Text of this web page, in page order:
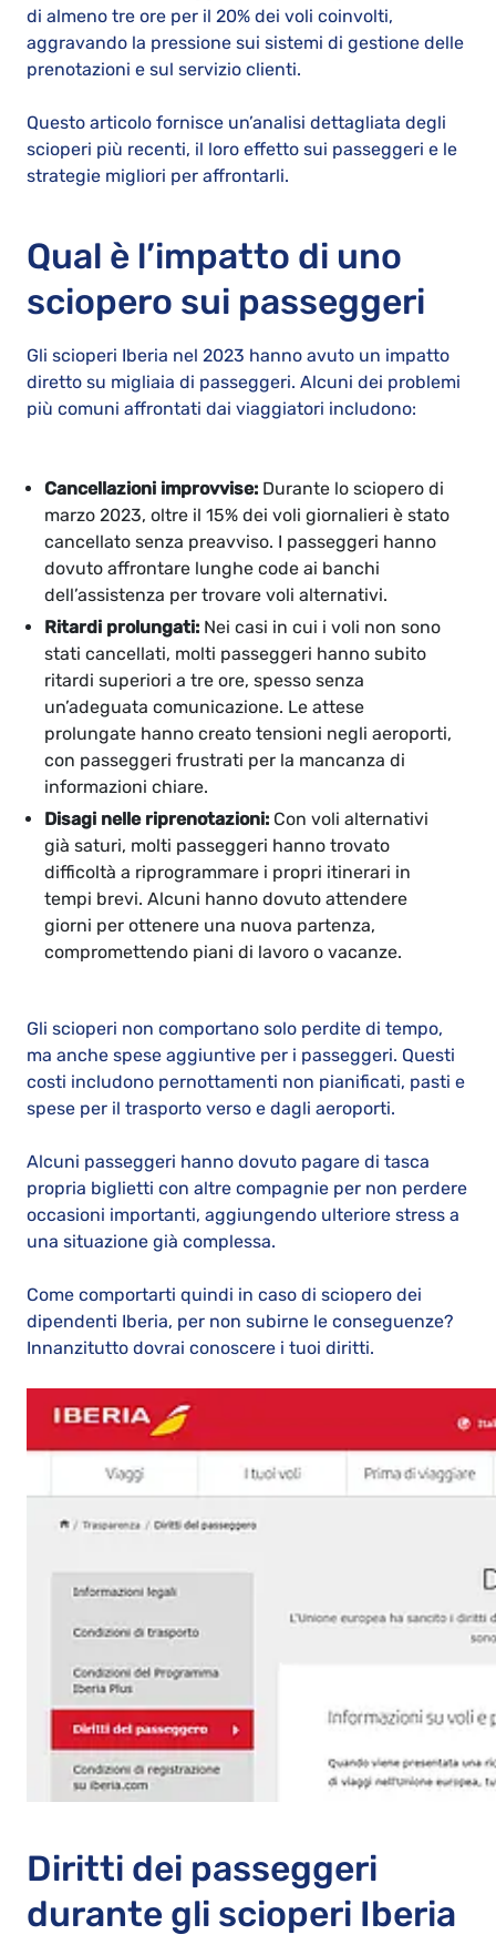
di almeno tre ore per il 20% dei voli coinvolti,
aggravando la pressione sui sistemi di gestione delle
prenotazioni e sul servizio clienti.
Questo articolo fornisce un’analisi dettagliata degli
scioperi più recenti, il loro effetto sui passeggeri e le
strategie migliori per affrontarli.
Qual è l’impatto di uno
sciopero sui passeggeri
Gli scioperi Iberia nel 2023 hanno avuto un impatto
diretto su migliaia di passeggeri. Alcuni dei problemi
più comuni affrontati dai viaggiatori includono:
Cancellazioni improvvise: Durante lo sciopero di
marzo 2023, oltre il 15% dei voli giornalieri è stato
cancellato senza preavviso. I passeggeri hanno
dovuto affrontare lunghe code ai banchi
dell’assistenza per trovare voli alternativi.
Ritardi prolungati: Nei casi in cui i voli non sono
stati cancellati, molti passeggeri hanno subito
ritardi superiori a tre ore, spesso senza
un’adeguata comunicazione. Le attese
prolungate hanno creato tensioni negli aeroporti,
con passeggeri frustrati per la mancanza di
informazioni chiare.
Disagi nelle riprenotazioni: Con voli alternativi
già saturi, molti passeggeri hanno trovato
difficoltà a riprogrammare i propri itinerari in
tempi brevi. Alcuni hanno dovuto attendere
giorni per ottenere una nuova partenza,
compromettendo piani di lavoro o vacanze.
Gli scioperi non comportano solo perdite di tempo,
ma anche spese aggiuntive per i passeggeri. Questi
costi includono pernottamenti non pianificati, pasti e
spese per il trasporto verso e dagli aeroporti.
Alcuni passeggeri hanno dovuto pagare di tasca
propria biglietti con altre compagnie per non perdere
occasioni importanti, aggiungendo ulteriore stress a
una situazione già complessa.
Come comportarti quindi in caso di sciopero dei
dipendenti Iberia, per non subirne le conseguenze?
Innanzitutto dovrai conoscere i tuoi diritti.
Diritti dei passeggeri
durante gli scioperi Iberia